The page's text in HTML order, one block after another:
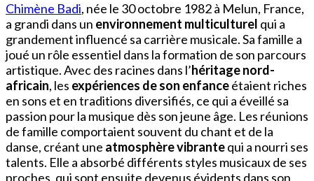
Chimène Badi, née le 30 octobre 1982 à Melun, France,
a grandi dans un environnement multiculturel qui a
grandement influencé sa carrière musicale. Sa famille a
joué un rôle essentiel dans la formation de son parcours
artistique. Avec des racines dans l’héritage nord-
africain, les expériences de son enfanceétaient riches
en sons et en traditions diversifiés, ce qui a éveillé sa
passion pour la musique dès son jeune âge. Les réunions
de famille comportaient souvent du chant et de la
danse, créant une atmosphère vibrantequi a nourri ses
talents. Elle a absorbé différents styles musicaux de ses
proches, qui sont ensuite devenus évidents dans son